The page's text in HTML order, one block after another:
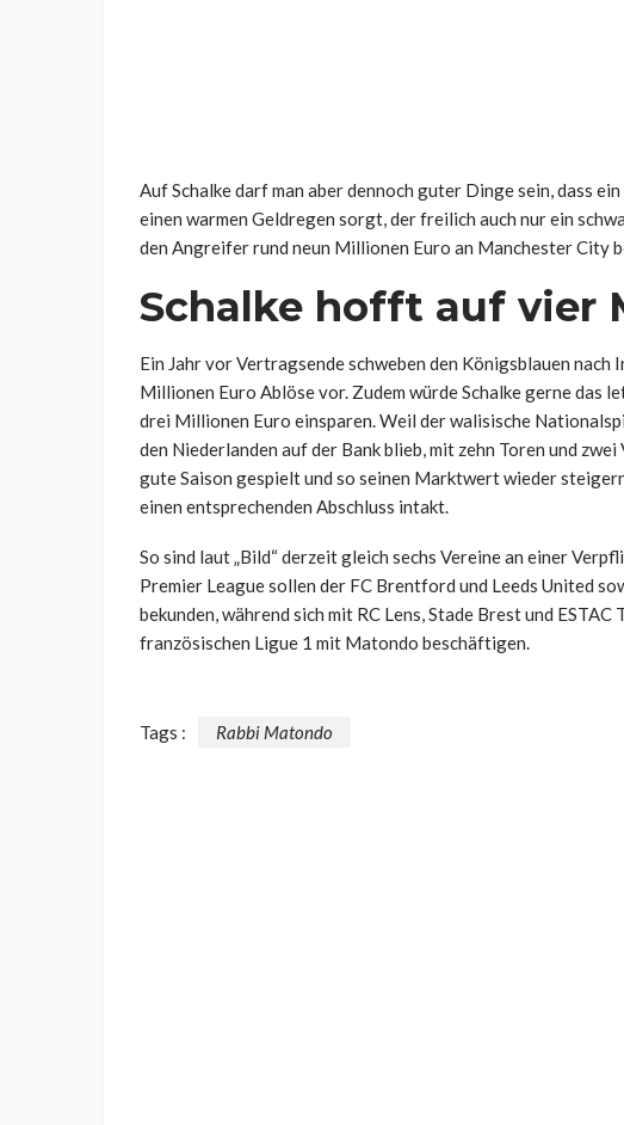
Auf Schalke darf man aber dennoch guter Dinge sein, dass
einen warmen Geldregen sorgt, der freilich auch nur ein
den Angreifer rund neun Millionen Euro an Manchester City
Schalke hofft auf vier
Ein Jahr vor Vertragsende schweben den Königsblauen
Millionen Euro Ablöse vor. Zudem würde Schalke gerne das
drei Millionen Euro einsparen. Weil der walisische
den Niederlanden auf der Bank blieb, mit zehn Toren und
gute Saison gespielt und so seinen Marktwert wieder
einen entsprechenden Abschluss intakt.
So sind laut „Bild“ derzeit gleich sechs Vereine an einer
Premier League sollen der FC Brentford und Leeds United
bekunden, während sich mit RC Lens, Stade Brest und
französischen Ligue 1 mit Matondo beschäftigen.
Tags : Rabbi Matondo